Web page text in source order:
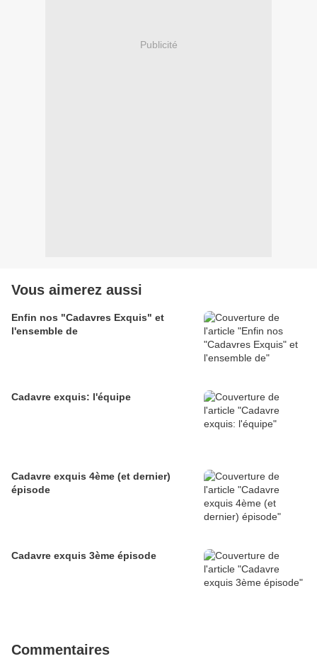
Publicité
Vous aimerez aussi
Enfin nos "Cadavres Exquis" et
l'ensemble de
Cadavre exquis: l'équipe
Cadavre exquis 4ème (et dernier)
épisode
Cadavre exquis 3ème épisode
Commentaires